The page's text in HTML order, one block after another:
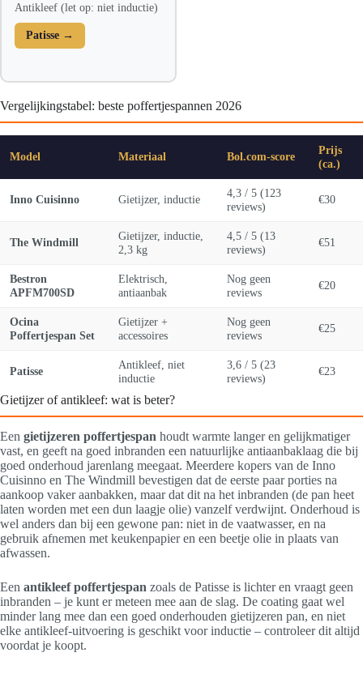
Antikleef (let op: niet inductie)
Patisse →
Vergelijkingstabel: beste poffertjespannen 2026
Model Materiaal Bol.com-score
Prijs
(ca.)
Inno Cuisinno Gietijzer, inductie
4,3 / 5 (123
reviews)
€30
The Windmill
Gietijzer, inductie,
2,3 kg
4,5 / 5 (13
reviews)
€51
Bestron
APFM700SD
Elektrisch,
antiaanbak
Nog geen
reviews
€20
Ocina
Poffertjespan Set
Gietijzer +
accessoires
Nog geen
reviews
€25
Patisse
Antikleef, niet
inductie
3,6 / 5 (23
reviews)
€23
Gietijzer of antikleef: wat is beter?
Een gietijzeren poffertjespan houdt warmte langer en gelijkmatiger
vast, en geeft na goed inbranden een natuurlijke antiaanbaklaag die bij
goed onderhoud jarenlang meegaat. Meerdere kopers van de Inno
Cuisinno en The Windmill bevestigen dat de eerste paar porties na
aankoop vaker aanbakken, maar dat dit na het inbranden (de pan heet
laten worden met een dun laagje olie) vanzelf verdwijnt. Onderhoud is
wel anders dan bij een gewone pan: niet in de vaatwasser, en na
gebruik afnemen met keukenpapier en een beetje olie in plaats van
afwassen.
Een antikleef poffertjespan zoals de Patisse is lichter en vraagt geen
inbranden – je kunt er meteen mee aan de slag. De coating gaat wel
minder lang mee dan een goed onderhouden gietijzeren pan, en niet
elke antikleef-uitvoering is geschikt voor inductie – controleer dit altijd
voordat je koopt.